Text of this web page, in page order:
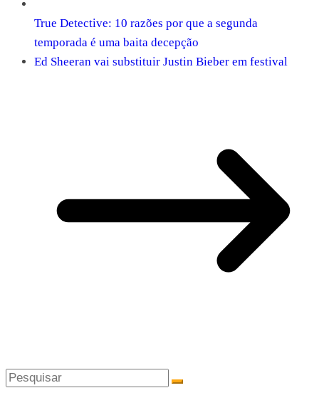
True Detective: 10 razões por que a segunda
temporada é uma baita decepção
Ed Sheeran vai substituir Justin Bieber em festival